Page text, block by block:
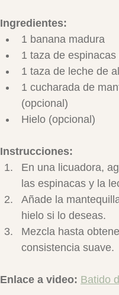
Ingredientes:
1 banana madura
1 taza de espinacas
1 taza de leche de
1 cucharada de
(opcional)
Hielo (opcional)
Instrucciones:
En una licuadora,
las espinacas y la
Añade la
hielo si lo deseas.
Mezcla hasta
consistencia suave.
Enlace a video: Batido